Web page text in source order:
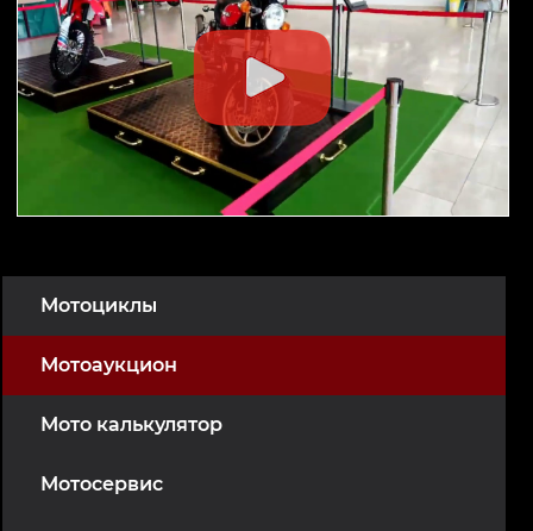
Мотоциклы
Мотоаукцион
Мото калькулятор
Мотосервис